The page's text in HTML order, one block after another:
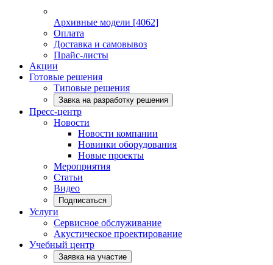
Архивные модели [4062]
Оплата
Доставка и самовывоз
Прайс-листы
Акции
Готовые решения
Типовые решения
Завка на разработку решения
Пресс-центр
Новости
Новости компании
Новинки оборудования
Новые проекты
Мероприятия
Статьи
Видео
Подписаться
Услуги
Сервисное обслуживание
Акустическое проектирование
Учебный центр
Заявка на участие